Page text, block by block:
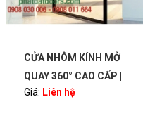
CỬA NHÔM KÍNH MỞ
QUAY 360° CAO CẤP |
BẢN LỀ PIVOT – SANG
Giá: Liên hệ